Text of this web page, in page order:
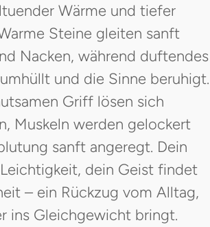
Wärme und tiefer
Steine gleiten sanft
Nacken, während duftendes
und die Sinne beruhigt.
Griff lösen sich
Muskeln werden gelockert
sanft angeregt. Dein
dein Geist findet
– ein Rückzug vom Alltag,
ins Gleichgewicht bringt.